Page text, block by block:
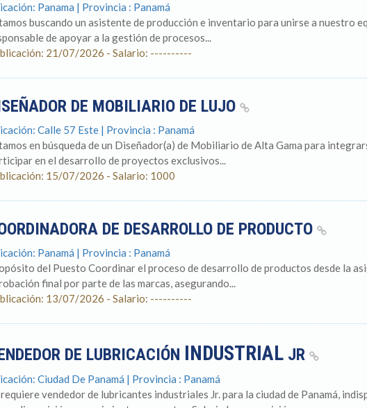
Panama | Provincia : Panamá
buscando un asistente de producción e inventario para unirse a nuestro
de apoyar a la gestión de procesos...
21/07/2026 - Salario: ----------
DE MOBILIARIO DE LUJO
Calle 57 Este | Provincia : Panamá
en búsqueda de un Diseñador(a) de Mobiliario de Alta Gama para
en el desarrollo de proyectos exclusivos...
15/07/2026 - Salario: 1000
DE DESARROLLO DE PRODUCTO
Panamá | Provincia : Panamá
del Puesto Coordinar el proceso de desarrollo de productos desde la
final por parte de las marcas, asegurando...
13/07/2026 - Salario: ----------
DE LUBRICACIÓN INDUSTRIALJR
Ciudad De Panamá | Provincia : Panamá
requiere vendedor de lubricantes industriales Jr. para la ciudad de Panamá,